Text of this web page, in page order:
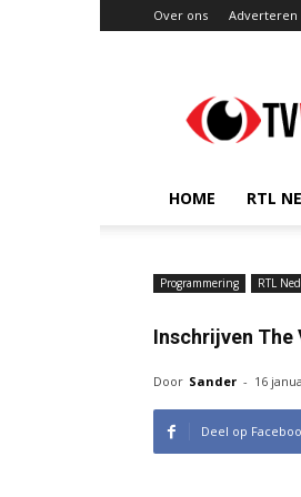
Over ons Adverteren
HOME RTL
Programmering RTL
Inschrijven The
Door Sander - 16
Deel op